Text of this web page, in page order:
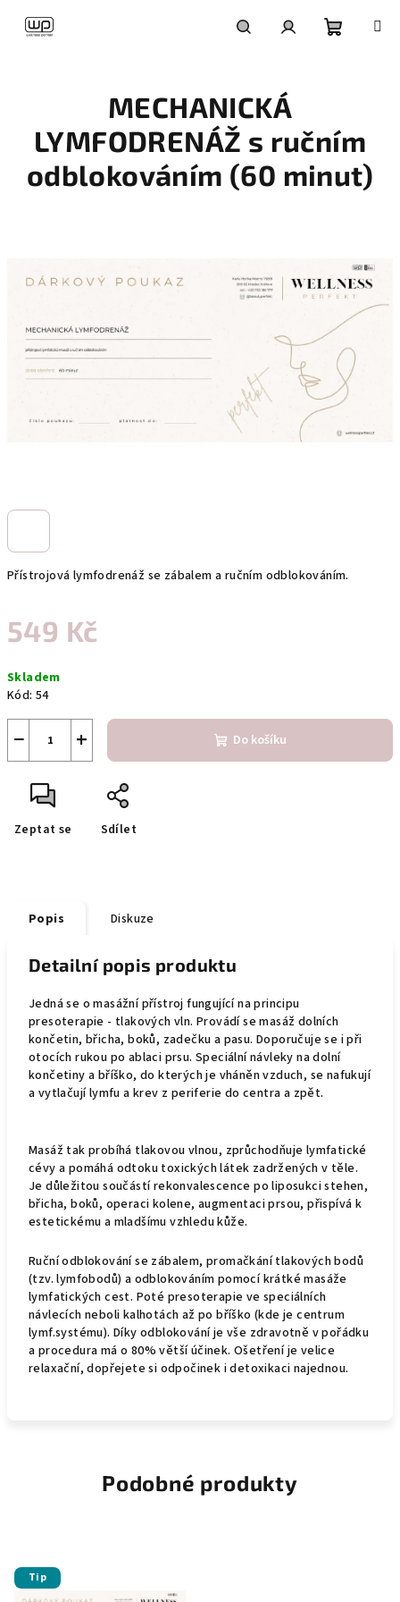
Přístrojová lymfodrenáž se zábalem a ručním odblokováním.
549 Kč
cena:
Skladem
Kód: 54
+
− Do košíku
Zeptat se Sdílet
MECHANICKÁ
LYMFODRENÁŽ s ručním
odblokováním (60 minut)
Popis Diskuze
Detailní popis produktu
Jedná se o masážní přístroj fungující na principu
presoterapie - tlakových vln. Provádí se masáž dolních
končetin, břicha, boků, zadečku a pasu. Doporučuje se i při
otocích rukou po ablaci prsu. Speciální návleky na dolní
končetiny a bříško, do kterých je vháněn vzduch, se nafukují
a vytlačují lymfu a krev z periferie do centra a zpět.
Masáž tak probíhá tlakovou vlnou, zprůchodňuje lymfatické
cévy a pomáhá odtoku toxických látek zadržených v těle.
Je důležitou součástí rekonvalescence po liposukci stehen,
břicha, boků, operaci kolene, augmentaci prsou, přispívá k
estetickému a mladšímu vzhledu kůže.
Ruční odblokování se zábalem, promačkání tlakových bodů
(tzv. lymfobodů) a odblokováním pomocí krátké masáže
lymfatických cest. Poté presoterapie ve speciálních
návlecích neboli kalhotách až po bříško (kde je centrum
lymf.systému). Díky odblokování je vše zdravotně v pořádku
a procedura má o 80% větší účinek. Ošetření je velice
relaxační, dopřejete si odpočinek i detoxikaci najednou.
Podobné produkty
Tip